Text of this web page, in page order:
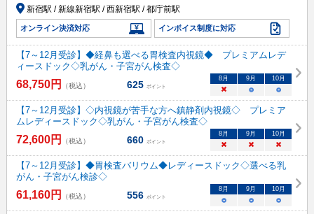
新宿駅 / 新線新宿駅 / 西新宿駅 / 都庁前駅
オンライン決済対応 インボイス制度に対応
【7～12月受診】◆経鼻も選べる胃検査内視鏡◆ プレミアムレデ
ィースドック◇乳がん・子宮がん検査◇
68,750円 （税込） 625 ポイント
8 月 9 月 10月
× ○ ○
【7～12月受診】◇内視鏡が苦手な方へ鎮静剤内視鏡◇ プレミア
ムレディースドック◇乳がん・子宮がん検査◇
72,600円 （税込） 660 ポイント
8 月 9 月 10月
× × ×
【7～12月受診】◆胃検査バリウム◆レディースドック◇選べる乳
がん・子宮がん検診◇
61,160円 （税込） 556 ポイント
8 月 9 月 10月
○ ○ ○